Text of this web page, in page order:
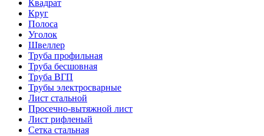
Квадрат
Круг
Полоса
Уголок
Швеллер
Труба профильная
Труба бесшовная
Труба ВГП
Трубы электросварные
Лист стальной
Просечно-вытяжной лист
Лист рифленый
Сетка стальная